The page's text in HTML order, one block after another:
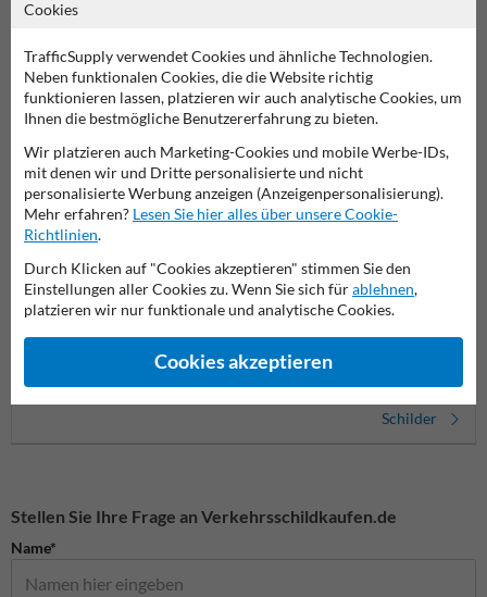
Produktkategorien in dieser Gruppe
Privatgrundstück Schilder
Schilder
Stellen Sie Ihre Frage an Verkehrsschildkaufen.de
Name*
Cookies
TrafficSupply verwendet Cookies und ähnliche Technologien.
Neben funktionalen Cookies, die die Website richtig
funktionieren lassen, platzieren wir auch analytische Cookies, um
Ihnen die bestmögliche Benutzererfahrung zu bieten.
Wir platzieren auch Marketing-Cookies und mobile Werbe-IDs,
mit denen wir und Dritte personalisierte und nicht
personalisierte Werbung anzeigen (Anzeigenpersonalisierung).
Mehr erfahren? Lesen Sie hier alles über unsere Cookie-
Richtlinien.
Durch Klicken auf "Cookies akzeptieren" stimmen Sie den
Einstellungen aller Cookies zu. Wenn Sie sich fürablehnen,
platzieren wir nur funktionale und analytische Cookies.
Cookies akzeptieren